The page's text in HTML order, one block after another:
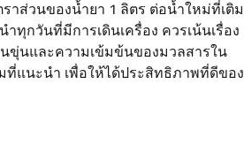
าส่วนของน้ำยา 1 ลิตร ต่อน้ำใหม่ที่เติม
ทุกวันที่มีการเดินเครื่อง ควรเน้นเรื่อง
ขุ่นและความเข้มข้นของมวลสารใน
ที่แนะนำ เพื่อให้ได้ประสิทธิภาพที่ดีของ